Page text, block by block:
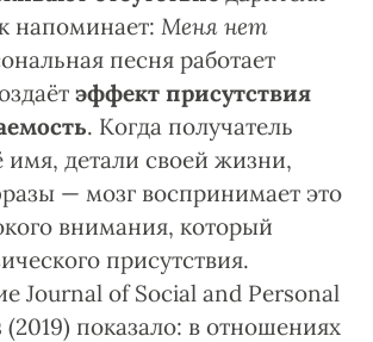
напоминает: Меня нет
песня работает
эффект присутствия
. Когда получатель
детали своей жизни,
— мозг воспринимает это
внимания, который
присутствия.
Journal of Social and Personal
показало: в отношениях